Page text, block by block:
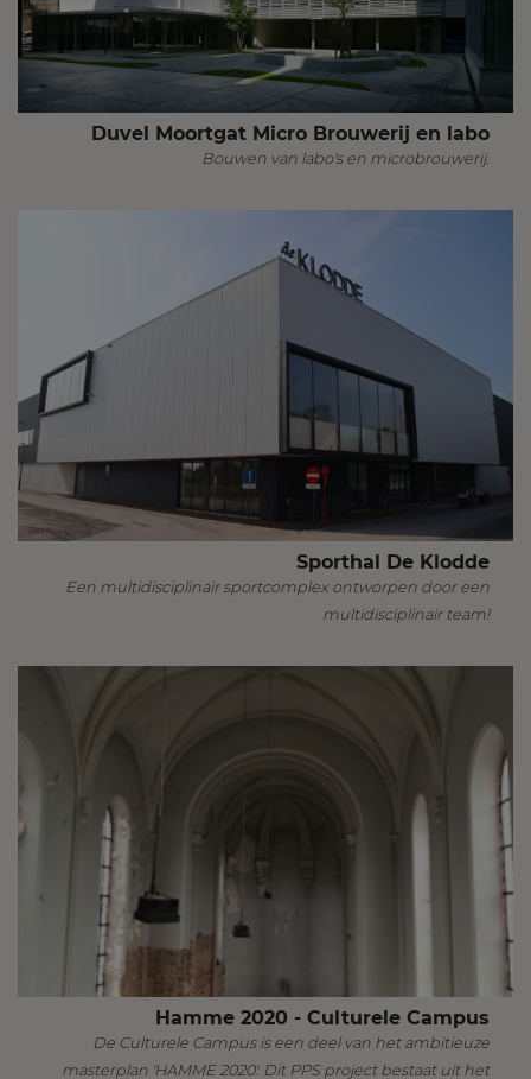
Duvel Moortgat Micro Brouwerij en labo
Bouwen van labo's en microbrouwerij.
Sporthal De Klodde
Een multidisciplinair sportcomplex ontworpen door een
multidisciplinair team!
Hamme 2020 - Culturele Campus
De Culturele Campus is een deel van het ambitieuze
masterplan 'HAMME 2020'. Dit PPS project bestaat uit het